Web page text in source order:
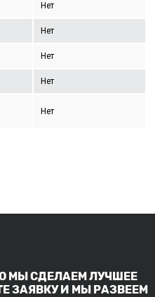
Нет
Нет
Нет
Нет
Нет
МЫ СДЕЛАЕМ ЛУЧШЕЕ
ЗАЯВКУ И МЫ РАЗВЕЕМ